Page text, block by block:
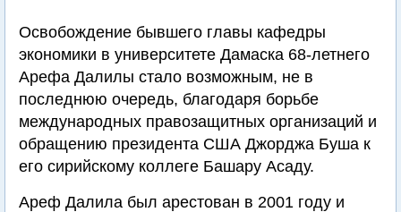
Освобождение бывшего главы кафедры
экономики в университете Дамаска 68-летнего
Арефа Далилы стало возможным, не в
последнюю очередь, благодаря борьбе
международных правозащитных организаций и
обращению президента США Джорджа Буша к
его сирийскому коллеге Башару Асаду.
Ареф Далила был арестован в 2001 году и